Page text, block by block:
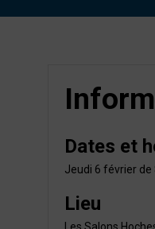
Dates et
Jeudi 6 février de
Lieu
Les Salons